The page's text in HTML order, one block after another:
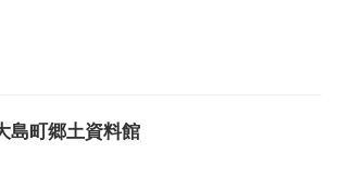
島町郷土資料館